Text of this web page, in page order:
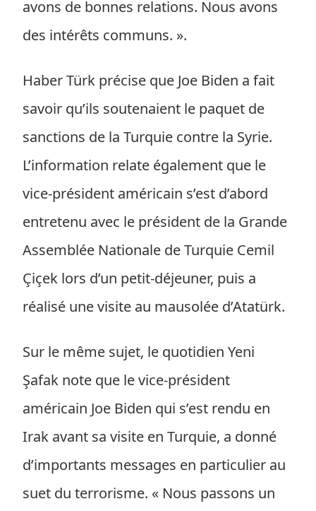
avons de bonnes relations. Nous avons
des intérêts communs. ».
Haber Türk précise que Joe Biden a fait
savoir qu’ils soutenaient le paquet de
sanctions de la Turquie contre la Syrie.
L’information relate également que le
vice-président américain s’est d’abord
entretenu avec le président de la Grande
Assemblée Nationale de Turquie Cemil
Çiçek lors d’un petit-déjeuner, puis a
réalisé une visite au mausolée d’Atatürk.
Sur le même sujet, le quotidien Yeni
Şafak note que le vice-président
américain Joe Biden qui s’est rendu en
Irak avant sa visite en Turquie, a donné
d’importants messages en particulier au
suet du terrorisme. « Nous passons un